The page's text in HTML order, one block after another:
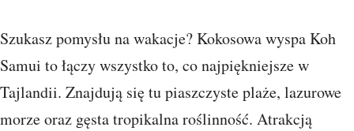
Szukasz pomysłu na wakacje? Kokosowa wyspa Koh
Samui to łączy wszystko to, co najpiękniejsze w
Tajlandii. Znajdują się tu piaszczyste plaże, lazurowe
morze oraz gęsta tropikalna roślinność. Atrakcją